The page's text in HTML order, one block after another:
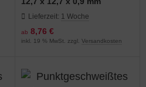
verschiedenen Höhen und
Längen
Lieferzeit: 1 Woche
ab 8,76 €
inkl. 19 % MwSt. zzgl. Versandkosten